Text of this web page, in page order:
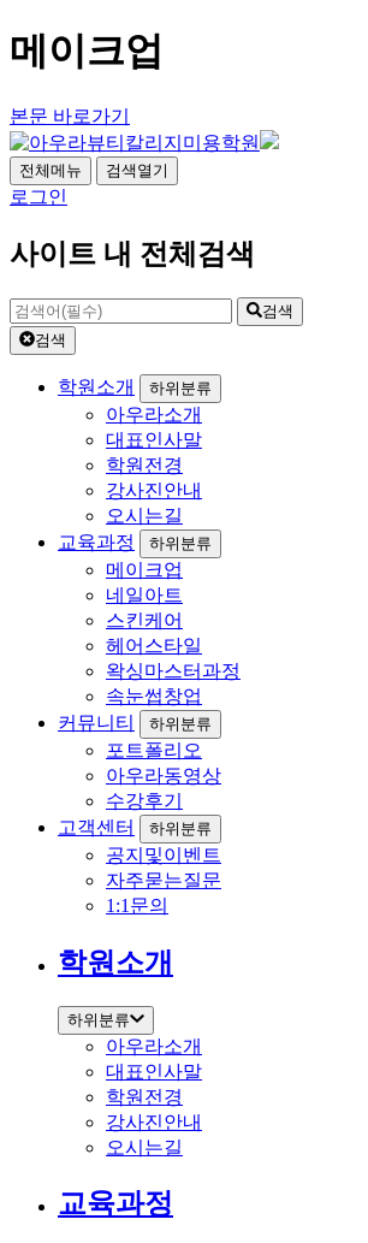
메이크업
본문 바로가기
전체메뉴 검색열기
로그인
사이트 내 전체검색
검색
검색
학원소개 하위분류
아우라소개
대표인사말
학원전경
강사진안내
오시는길
교육과정
하위분류
메이크업
네일아트
스킨케어
헤어스타일
왁싱마스터과정
속눈썹창업
커뮤니티
하위분류
포트폴리오
아우라동영상
수강후기
고객센터
하위분류
공지및이벤트
자주묻는질문
1:1문의
학원소개
하위분류
아우라소개
대표인사말
학원전경
강사진안내
오시는길
교육과정